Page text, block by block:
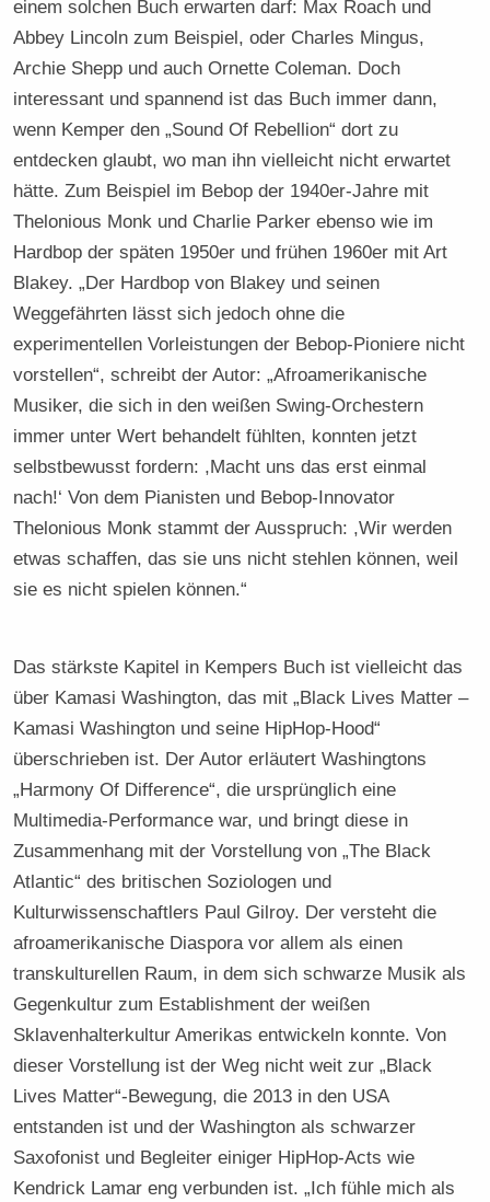
einem solchen Buch erwarten darf: Max Roach und
Abbey Lincoln zum Beispiel, oder Charles Mingus,
Archie Shepp und auch Ornette Coleman. Doch
interessant und spannend ist das Buch immer dann,
wenn Kemper den „Sound Of Rebellion“ dort zu
entdecken glaubt, wo man ihn vielleicht nicht erwartet
hätte. Zum Beispiel im Bebop der 1940er-Jahre mit
Thelonious Monk und Charlie Parker ebenso wie im
Hardbop der späten 1950er und frühen 1960er mit Art
Blakey. „Der Hardbop von Blakey und seinen
Weggefährten lässt sich jedoch ohne die
experimentellen Vorleistungen der Bebop-Pioniere nicht
vorstellen“, schreibt der Autor: „Afroamerikanische
Musiker, die sich in den weißen Swing-Orchestern
immer unter Wert behandelt fühlten, konnten jetzt
selbstbewusst fordern: ,Macht uns das erst einmal
nach!‘ Von dem Pianisten und Bebop-Innovator
Thelonious Monk stammt der Ausspruch: ,Wir werden
etwas schaffen, das sie uns nicht stehlen können, weil
sie es nicht spielen können.“
Das stärkste Kapitel in Kempers Buch ist vielleicht das
über Kamasi Washington, das mit „Black Lives Matter –
Kamasi Washington und seine HipHop-Hood“
überschrieben ist. Der Autor erläutert Washingtons
„Harmony Of Difference“, die ursprünglich eine
Multimedia-Performance war, und bringt diese in
Zusammenhang mit der Vorstellung von „The Black
Atlantic“ des britischen Soziologen und
Kulturwissenschaftlers Paul Gilroy. Der versteht die
afroamerikanische Diaspora vor allem als einen
transkulturellen Raum, in dem sich schwarze Musik als
Gegenkultur zum Establishment der weißen
Sklavenhalterkultur Amerikas entwickeln konnte. Von
dieser Vorstellung ist der Weg nicht weit zur „Black
Lives Matter“-Bewegung, die 2013 in den USA
entstanden ist und der Washington als schwarzer
Saxofonist und Begleiter einiger HipHop-Acts wie
Kendrick Lamar eng verbunden ist. „Ich fühle mich als